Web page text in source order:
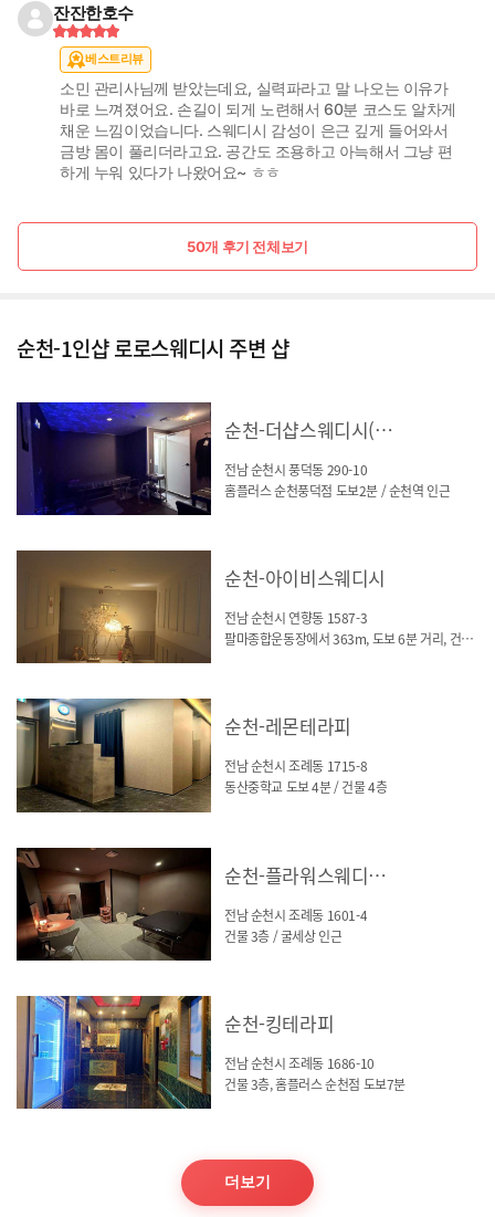
잔잔한호수
베스트리뷰
소민 관리사님께 받았는데요, 실력파라고 말 나오는 이유가
바로 느껴졌어요. 손길이 되게 노련해서 60분 코스도 알차게
채운 느낌이었습니다. 스웨디시 감성이 은근 깊게 들어와서
금방 몸이 풀리더라고요. 공간도 조용하고 아늑해서 그냥 편
하게 누워 있다가 나왔어요~ ㅎㅎ
50개 후기 전체보기
순천-1인샵 로로스웨디시 주변 샵
순천-더샵스웨디시(풍덕동)
전남 순천시 풍덕동 290-10
홈플러스 순천풍덕점 도보2분 / 순천역 인근
순천-아이비스웨디시
전남 순천시 연향동 1587-3
팔마종합운동장에서 363m, 도보 6분 거리, 건물 2층
순천-레몬테라피
전남 순천시 조례동 1715-8
동산중학교 도보 4분 / 건물 4층
순천-플라워스웨디시(조례동)
전남 순천시 조례동 1601-4
건물 3층 / 굴세상 인근
순천-킹테라피
전남 순천시 조례동 1686-10
건물 3층, 홈플러스 순천점 도보7분
더보기